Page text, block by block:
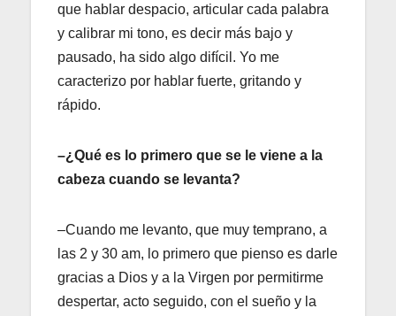
que hablar despacio, articular cada palabra
y calibrar mi tono, es decir más bajo y
pausado, ha sido algo difícil. Yo me
caracterizo por hablar fuerte, gritando y
rápido.
–¿Qué es lo primero que se le viene a la
cabeza cuando se levanta?
–Cuando me levanto, que muy temprano, a
las 2 y 30 am, lo primero que pienso es darle
gracias a Dios y a la Virgen por permitirme
despertar, acto seguido, con el sueño y la